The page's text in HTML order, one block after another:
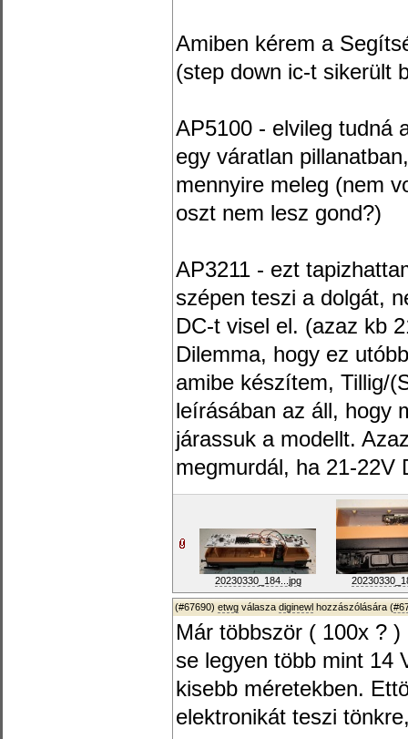
Amiben kérem a
(step down ic-t sikerült
AP5100 - elvileg tudná
egy váratlan
mennyire meleg (nem
oszt nem lesz gond?)
AP3211 - ezt
szépen teszi a dolgát,
DC-t visel el. (azaz kb
Dilemma, hogy ez
amibe készítem, Tillig/
leírásában az áll, hogy
járassuk a modellt.
megmurdál, ha 21-22V
20230330_184...jpg
(#67690) etwg válasza diginewl hozzászólására (
Már többször ( 100x ?
se legyen több mint 14
kisebb méretekben.
elektronikát teszi